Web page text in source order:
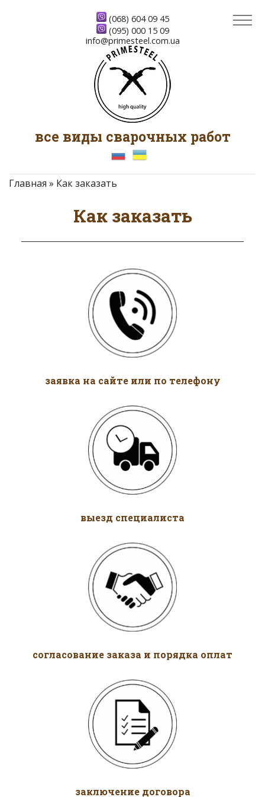
(068) 604 09 45
(095) 000 15 09
info@primesteel.com.ua
все виды сварочных работ
Главная » Как заказать
Как заказать
заявка на сайте или по телефону
выезд специалиста
согласование заказа и порядка оплат
заключение договора